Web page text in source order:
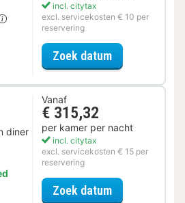
incl. citytax
excl. servicekosten € 10 per
reservering
Zoek datumvoor Voordeel
diner
Vanaf
€ 315,32
per kamer per nacht
incl. citytax
excl. servicekosten € 15 per
reservering
Zoek datumvoor Diner